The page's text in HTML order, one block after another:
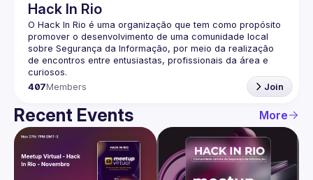
Hack In Rio
O Hack In Rio é uma organização que tem como propósito
promover o desenvolvimento de uma comunidade local
sobre Segurança da Informação, por meio da realização
de encontros entre entusiastas, profissionais da área e
407Members Join
Recent Events More